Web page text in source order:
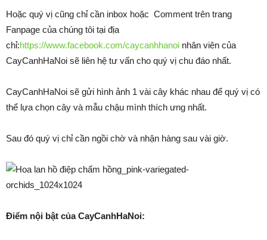
Hoặc quý vị cũng chỉ cần inbox hoặc Comment trên trang
Fanpage của chúng tôi tại địa
chỉ:https://www.facebook.com/caycanhhanoi nhân viên của
CayCanhHaNoi sẽ liên hệ tư vấn cho quý vị chu đáo nhất.
CayCanhHaNoi sẽ gửi hình ảnh 1 vài cây khác nhau để quý vị có
thể lựa chọn cây và mẫu chậu mình thích ưng nhất.
Sau đó quý vị chỉ cần ngồi chờ và nhận hàng sau vài giờ.
Điểm nội bật của CayCanhHaNoi: